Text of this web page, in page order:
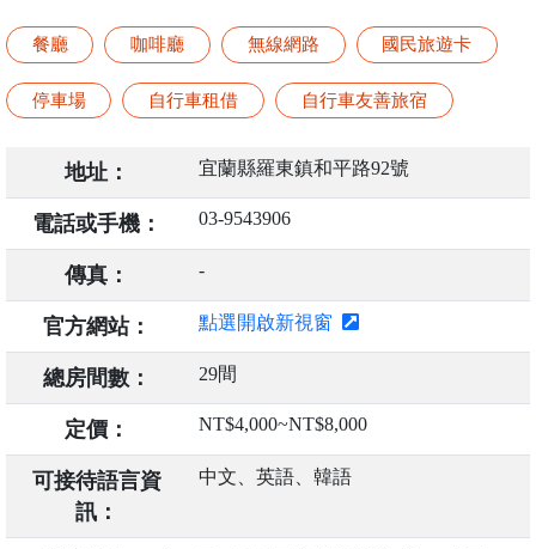
餐廳 咖啡廳 無線網路 國民旅遊卡
停車場 自行車租借 自行車友善旅宿
地址： 宜蘭縣羅東鎮和平路92號
電話或手機： 03-9543906
傳真： -
官方網站： 點選開啟新視窗
總房間數： 29間
定價： NT$4,000~NT$8,000
可接待語言資
訊：
中文、英語、韓語